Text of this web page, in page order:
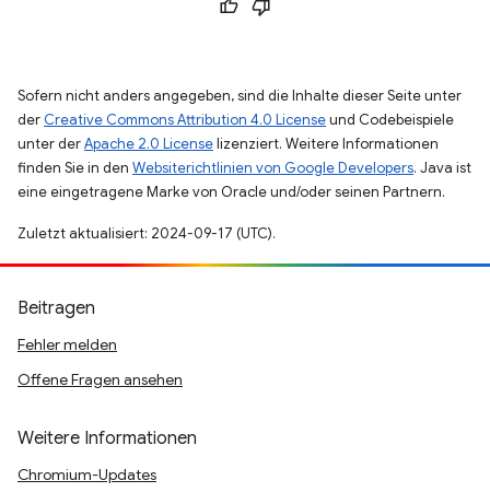
Sofern nicht anders angegeben, sind die Inhalte dieser Seite unter
der Creative Commons Attribution 4.0 Licenseund Codebeispiele
unter derApache 2.0 Licenselizenziert. Weitere Informationen
finden Sie in den Websiterichtlinien von Google Developers. Java ist
eine eingetragene Marke von Oracle und/oder seinen Partnern.
Zuletzt aktualisiert: 2024-09-17 (UTC).
Beitragen
Fehler melden
Offene Fragen ansehen
Weitere Informationen
Chromium-Updates